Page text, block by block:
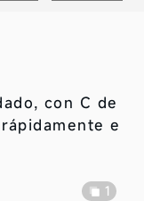
con C de
rápidamente e
1